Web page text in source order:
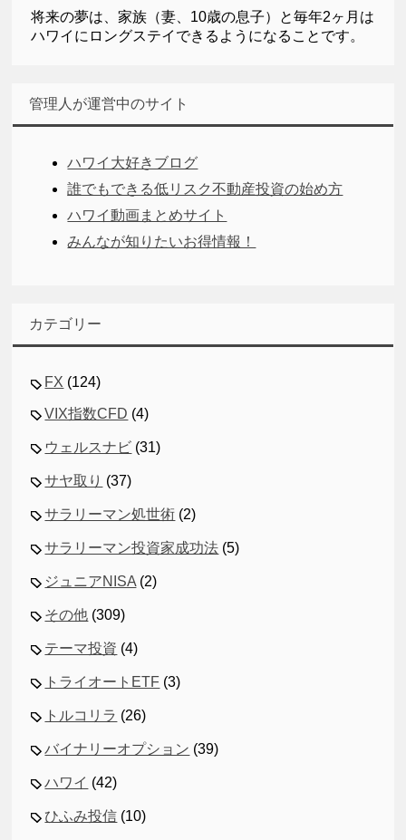
将来の夢は、家族（妻、10歳の息子）と毎年2ヶ月は
ハワイにロングステイできるようになることです。
管理人が運営中のサイト
ハワイ大好きブログ
誰でもできる低リスク不動産投資の始め方
ハワイ動画まとめサイト
みんなが知りたいお得情報！
カテゴリー
FX (124)
VIX指数CFD (4)
ウェルスナビ (31)
サヤ取り (37)
サラリーマン処世術 (2)
サラリーマン投資家成功法 (5)
ジュニアNISA (2)
その他 (309)
テーマ投資 (4)
トライオートETF (3)
トルコリラ (26)
バイナリーオプション (39)
ハワイ (42)
ひふみ投信 (10)